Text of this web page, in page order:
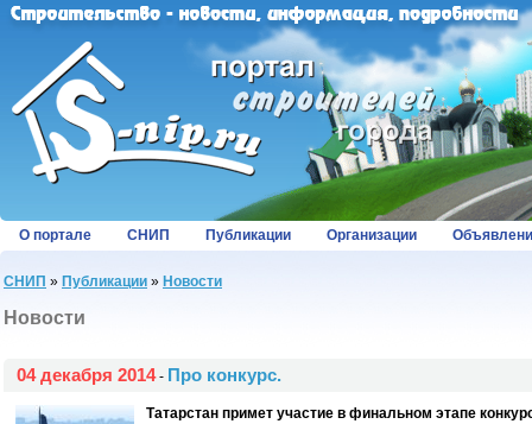
О портале СНИП Публикации Организации
СНИП » Публикации » Новости
Новости
04 декабря 2014- Про конкурс.
Татарстан примет участие в финальном этапе